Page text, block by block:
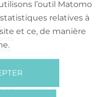
l’outil Matomo
relatives à
et ce, de manière